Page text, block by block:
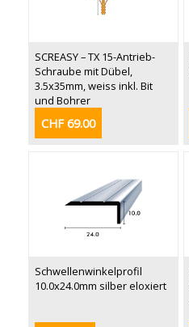
SCREASY – TX 15-Antrieb-
Schraube mit Dübel,
3.5x35mm, weiss inkl. Bit
und Bohrer
CHF 69.00
Schwellenwinkelprofil
10.0x24.0mm silber eloxiert